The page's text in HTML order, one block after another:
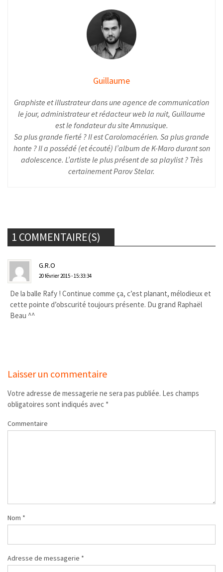
Guillaume
Graphiste et illustrateur dans une agence de communication
le jour, administrateur et rédacteur web la nuit, Guillaume
est le fondateur du site Amnusique.
Sa plus grande fierté ? Il est Carolomacérien. Sa plus grande
honte ? Il a possédé (et écouté) l’album de K-Maro durant son
adolescence. L’artiste le plus présent de sa playlist ? Très
certainement Parov Stelar.
1 COMMENTAIRE(S)
G.R.O
20 février 2015 - 15:33:34
De la balle Rafy ! Continue comme ça, c’est planant, mélodieux et
cette pointe d’obscurité toujours présente. Du grand Raphaël
Beau ^^
Laisser un commentaire
Votre adresse de messagerie ne sera pas publiée. Les champs
obligatoires sont indiqués avec *
Commentaire
Nom *
Adresse de messagerie *